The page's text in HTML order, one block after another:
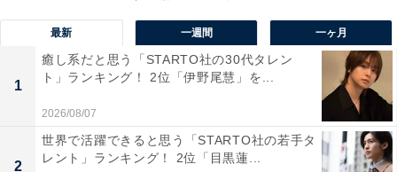
最新 一週間 一ヶ月
1
癒し系だと思う「STARTO社の30代タレン
ト」ランキング！ 2位「伊野尾慧」を...
2026/08/07
2
世界で活躍できると思う「STARTO社の若手タ
レント」ランキング！ 2位「目黒蓮...